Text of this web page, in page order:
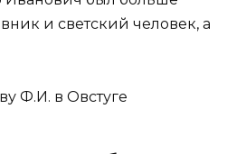
и светский человек, а